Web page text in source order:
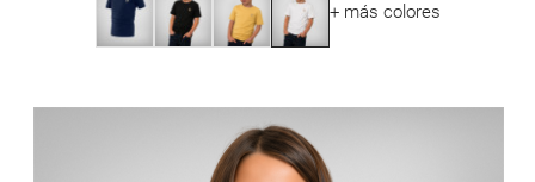
+ más colores